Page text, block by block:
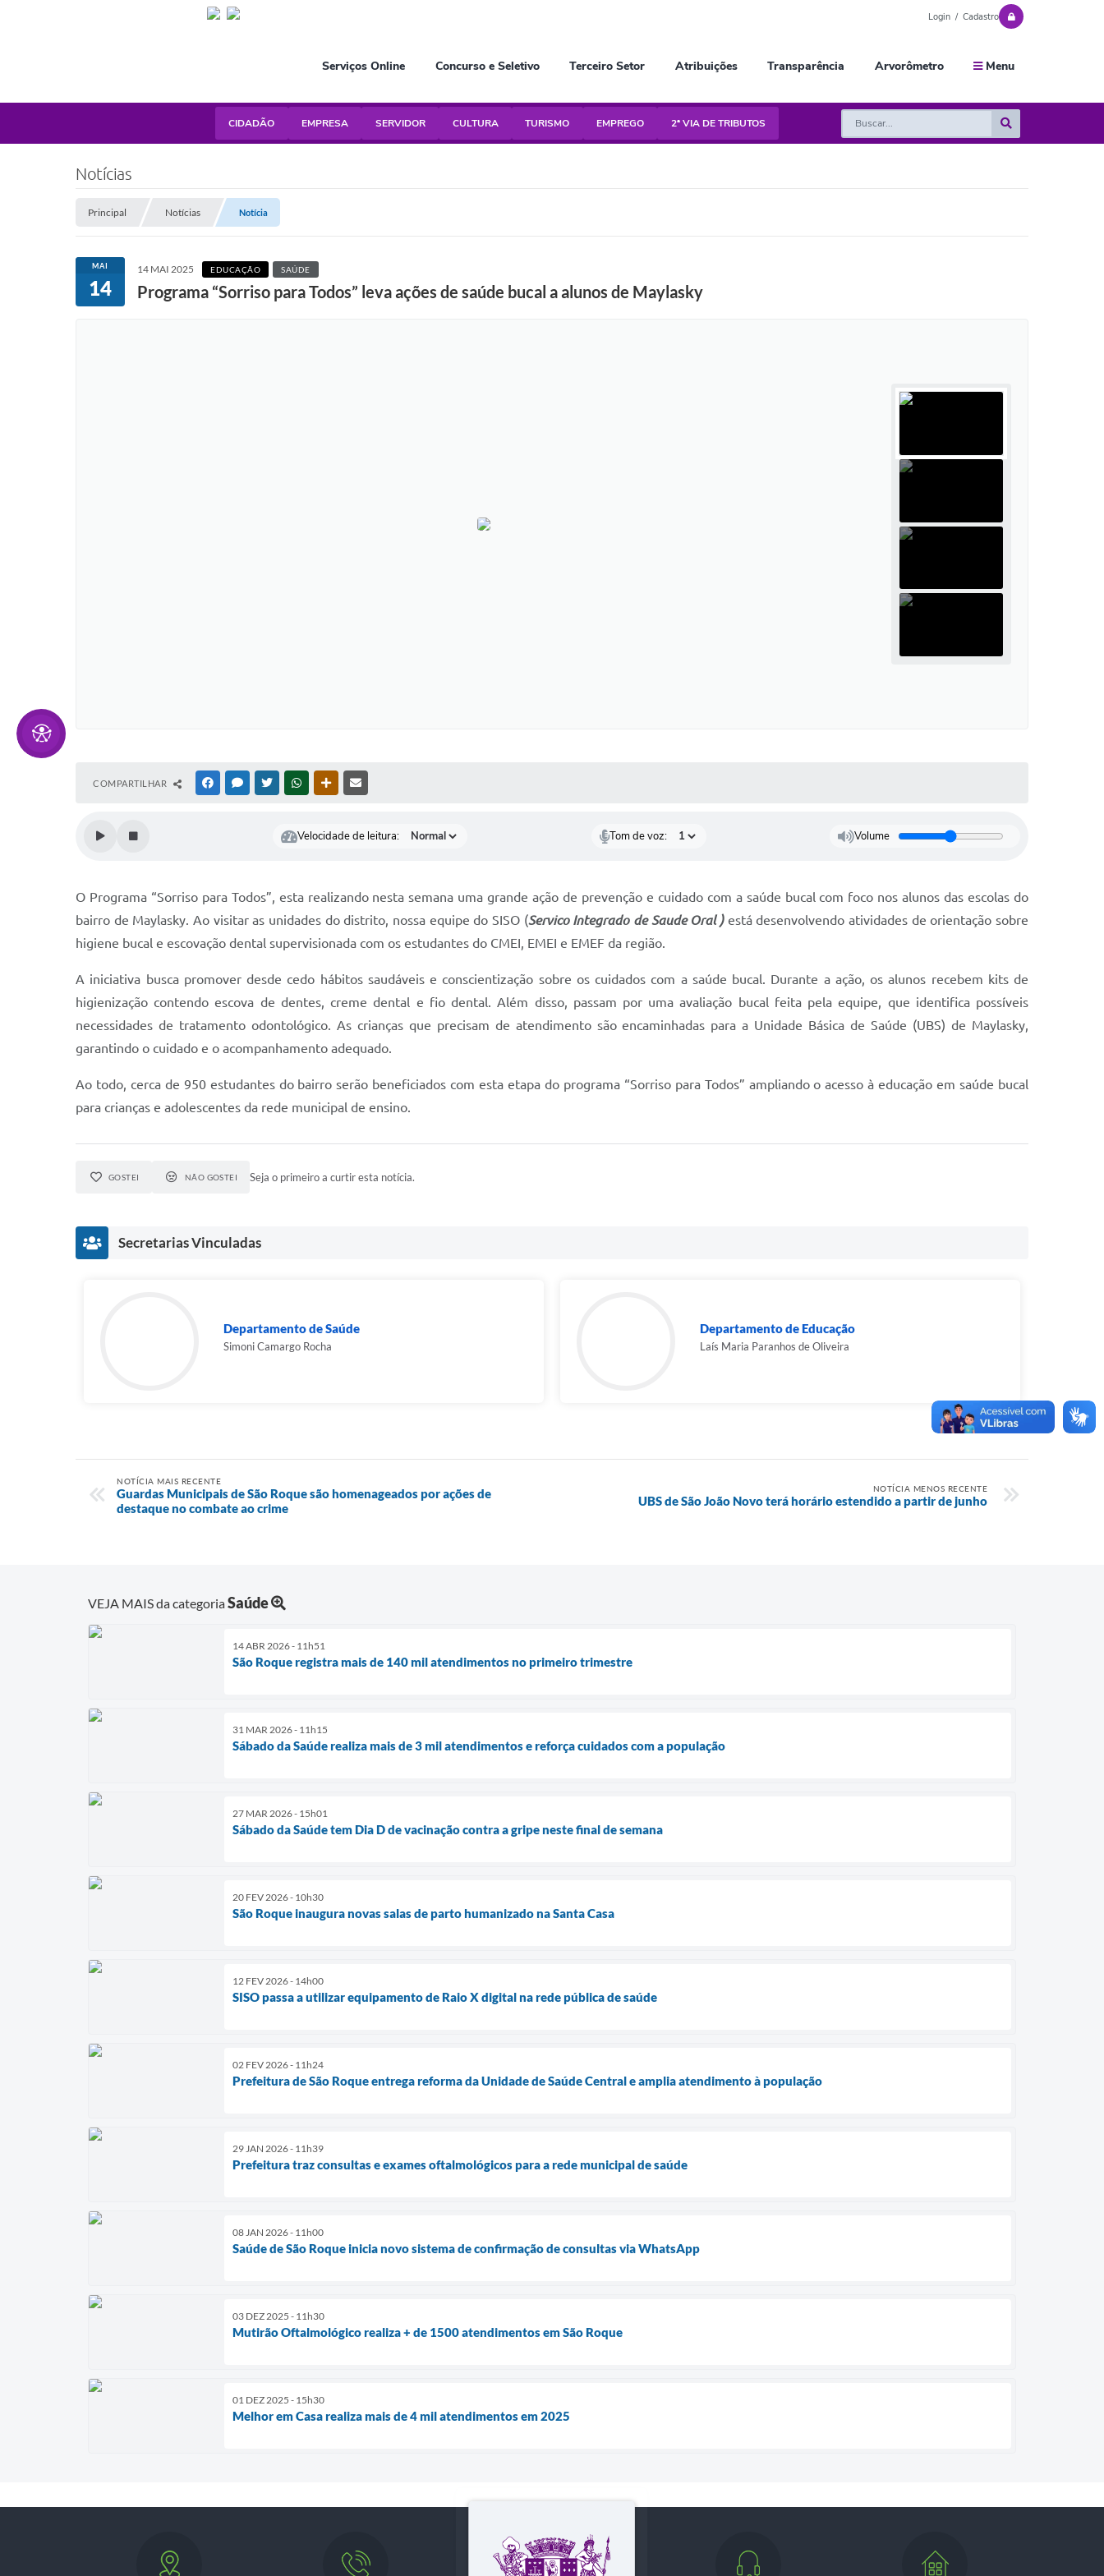
Login / Cadastro
Serviços Online Concurso e Seletivo Terceiro Setor Atribuições Transparência Arvorômetro Menu
CIDADÃO EMPRESA SERVIDOR CULTURA TURISMO EMPREGO 2ª VIA DE TRIBUTOS
Notícias
Principal Notícias Notícia
MAI
14
14 MAI 2025 EDUCAÇÃO SAÚDE
Programa “Sorriso para Todos” leva ações de saúde bucal a alunos de Maylasky
COMPARTILHAR FACEBOOKMESSENGER
TWITTERWHATSAPPOUTRAS MÍDIAS
Velocidade de leitura: Tom de voz: Volume
O Programa “Sorriso para Todos”, esta realizando nesta semana uma grande ação de prevenção e cuidado com a saúde bucal com foco nos alunos das escolas do
bairro de Maylasky. Ao visitar as unidades do distrito, nossa equipe do SISO (Servico Integrado de Saude Oral )está desenvolvendo atividades de orientação sobre
higiene bucal e escovação dental supervisionada com os estudantes do CMEI, EMEI e EMEF da região.
A iniciativa busca promover desde cedo hábitos saudáveis e conscientização sobre os cuidados com a saúde bucal. Durante a ação, os alunos recebem kits de
higienização contendo escova de dentes, creme dental e fio dental. Além disso, passam por uma avaliação bucal feita pela equipe, que identifica possíveis
necessidades de tratamento odontológico. As crianças que precisam de atendimento são encaminhadas para a Unidade Básica de Saúde (UBS) de Maylasky,
garantindo o cuidado e o acompanhamento adequado.
Ao todo, cerca de 950 estudantes do bairro serão beneficiados com esta etapa do programa “Sorriso para Todos” ampliando o acesso à educação em saúde bucal
para crianças e adolescentes da rede municipal de ensino.
GOSTEI NÃO GOSTEI Seja o primeiro a curtir esta notícia.
Secretarias Vinculadas
Departamento de Saúde
Simoni Camargo Rocha
Departamento de Educação
Laís Maria Paranhos de Oliveira
NOTÍCIA MAIS RECENTE
Guardas Municipais de São Roque são homenageados por ações de
destaque no combate ao crime
NOTÍCIA MENOS RECENTE
UBS de São João Novo terá horário estendido a partir de junho
VEJA MAIS da categoriaSaúde
14 ABR 2026 - 11h51
São Roque registra mais de 140 mil atendimentos no primeiro trimestre
31 MAR 2026 - 11h15
Sábado da Saúde realiza mais de 3 mil atendimentos e reforça cuidados com a população
27 MAR 2026 - 15h01
Sábado da Saúde tem Dia D de vacinação contra a gripe neste final de semana
20 FEV 2026 - 10h30
São Roque inaugura novas salas de parto humanizado na Santa Casa
12 FEV 2026 - 14h00
SISO passa a utilizar equipamento de Raio X digital na rede pública de saúde
02 FEV 2026 - 11h24
Prefeitura de São Roque entrega reforma da Unidade de Saúde Central e amplia atendimento à população
29 JAN 2026 - 11h39
Prefeitura traz consultas e exames oftalmológicos para a rede municipal de saúde
08 JAN 2026 - 11h00
Saúde de São Roque inicia novo sistema de confirmação de consultas via WhatsApp
03 DEZ 2025 - 11h30
Mutirão Oftalmológico realiza + de 1500 atendimentos em São Roque
01 DEZ 2025 - 15h30
Melhor em Casa realiza mais de 4 mil atendimentos em 2025